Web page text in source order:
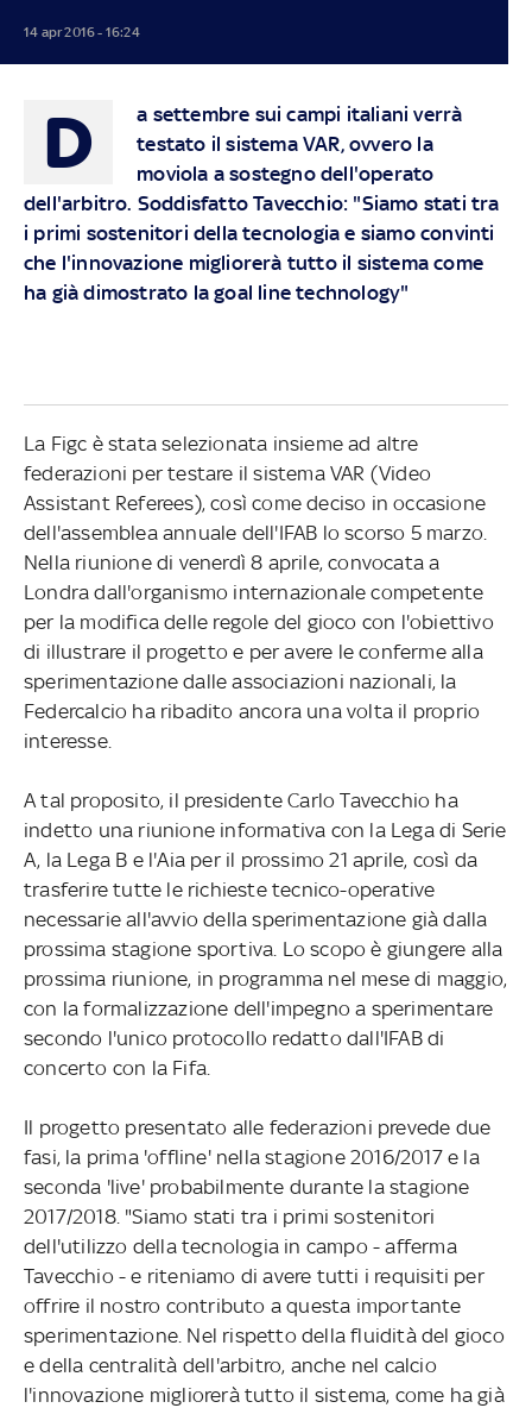
14 apr 2016 - 16:24
D
a settembre sui campi italiani verrà
testato il sistema VAR, ovvero la
moviola a sostegno dell'operato
dell'arbitro. Soddisfatto Tavecchio: "Siamo stati tra
i primi sostenitori della tecnologia e siamo convinti
che l'innovazione migliorerà tutto il sistema come
ha già dimostrato la goal line technology"
La Figc è stata selezionata insieme ad altre
federazioni per testare il sistema VAR (Video
Assistant Referees), così come deciso in occasione
dell'assemblea annuale dell'IFAB lo scorso 5 marzo.
Nella riunione di venerdì 8 aprile, convocata a
Londra dall'organismo internazionale competente
per la modifica delle regole del gioco con l'obiettivo
di illustrare il progetto e per avere le conferme alla
sperimentazione dalle associazioni nazionali, la
Federcalcio ha ribadito ancora una volta il proprio
interesse.
A tal proposito, il presidente Carlo Tavecchio ha
indetto una riunione informativa con la Lega di Serie
A, la Lega B e l'Aia per il prossimo 21 aprile, così da
trasferire tutte le richieste tecnico-operative
necessarie all'avvio della sperimentazione già dalla
prossima stagione sportiva. Lo scopo è giungere alla
prossima riunione, in programma nel mese di maggio,
con la formalizzazione dell'impegno a sperimentare
secondo l'unico protocollo redatto dall'IFAB di
concerto con la Fifa.
Il progetto presentato alle federazioni prevede due
fasi, la prima 'offline' nella stagione 2016/2017 e la
seconda 'live' probabilmente durante la stagione
2017/2018. "Siamo stati tra i primi sostenitori
dell'utilizzo della tecnologia in campo - afferma
Tavecchio - e riteniamo di avere tutti i requisiti per
offrire il nostro contributo a questa importante
sperimentazione. Nel rispetto della fluidità del gioco
e della centralità dell'arbitro, anche nel calcio
l'innovazione migliorerà tutto il sistema, come ha già